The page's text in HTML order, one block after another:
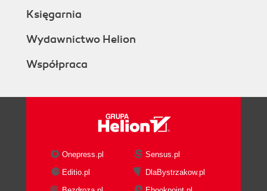
Księgarnia
Wydawnictwo Helion
Współpraca
Onepress.pl
Sensus.pl
Editio.pl
DlaBystrzakow.pl